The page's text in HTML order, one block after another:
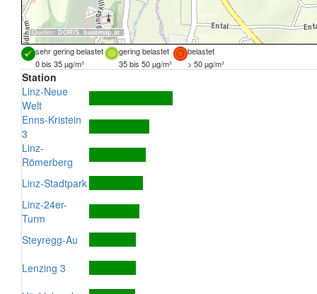
Quellen: DORIS, basemap.at
sehr gering belastet gering belastet
belastet
0 bis 35 µg/m³
35 bis 50 µg/m³ > 50 µg/m³
Station
Linz-Neue
Welt
Enns-Kristein
3
Linz-
Römerberg
Linz-Stadtpark
Linz-24er-
Turm
Steyregg-Au
Lenzing 3